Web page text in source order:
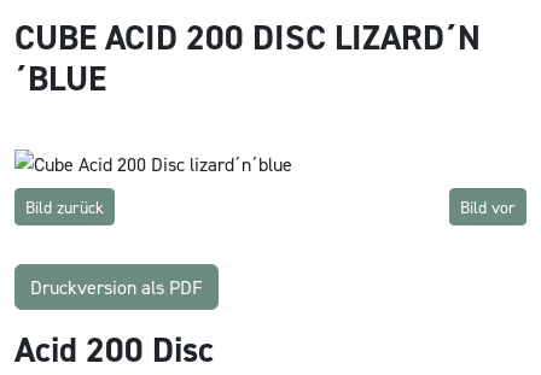
CUBEACID 200 DISC LIZARD´N
´BLUE
Bild zurück Bild vor
Druckversion als PDF
Acid 200 Disc